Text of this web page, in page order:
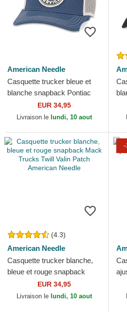
American Needle
Casquette trucker bleue et
blanche snapback Pontiac
Authorized Service Valin
American Needle
EUR 34,95
Livraison le lundi, 10 aout
(4.3)
American Needle
Casquette trucker blanche,
bleue et rouge snapback
Mack Trucks Twill Valin
Patch American Needle
EUR 34,95
Livraison le lundi, 10 aout